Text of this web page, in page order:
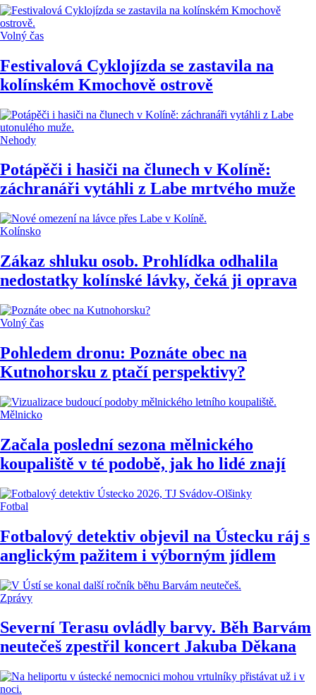
Volný čas
Festivalová Cyklojízda se zastavila na
kolínském Kmochově ostrově
Nehody
Potápěči i hasiči na člunech v Kolíně:
záchranáři vytáhli z Labe mrtvého muže
Kolínsko
Zákaz shluku osob. Prohlídka odhalila
nedostatky kolínské lávky, čeká ji oprava
Volný čas
Pohledem dronu: Poznáte obec na
Kutnohorsku z ptačí perspektivy?
Mělnicko
Začala poslední sezona mělnického
koupaliště v té podobě, jak ho lidé znají
Fotbal
Fotbalový detektiv objevil na Ústecku ráj s
anglickým pažitem i výborným jídlem
Zprávy
Severní Terasu ovládly barvy. Běh Barvám
neutečeš zpestřil koncert Jakuba Děkana